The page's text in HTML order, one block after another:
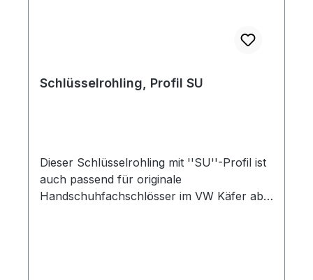
Schlüsselrohling, Profil SU
Dieser Schlüsselrohling mit ''SU''-Profil ist
auch passend für originale
Handschuhfachschlösser im VW Käfer ab